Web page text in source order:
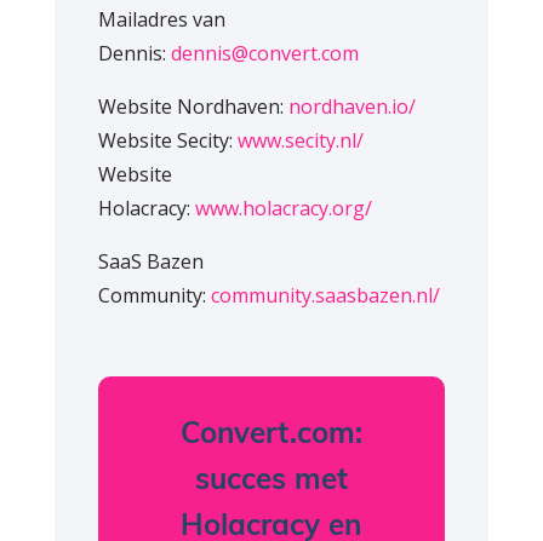
Mailadres van
Dennis: dennis@convert.com
Website Nordhaven: nordhaven.io/
Website Secity: www.secity.nl/
Website
Holacracy: www.holacracy.org/
SaaS Bazen
Community: community.saasbazen.nl/
Convert.com:
succes met
Holacracy en